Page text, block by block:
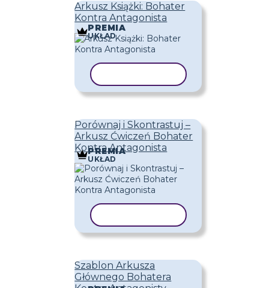
Arkusz Książki: Bohater
Kontra Antagonista
PREMIA
UKŁAD
Porównaj i Skontrastuj –
Arkusz Ćwiczeń Bohater
Kontra Antagonista
PREMIA
UKŁAD
Szablon Arkusza
Głównego Bohatera